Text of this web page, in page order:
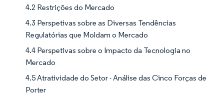
4.2 Restrições do Mercado
4.3 Perspetivas sobre as Diversas Tendências
Regulatórias que Moldam o Mercado
4.4 Perspetivas sobre o Impacto da Tecnologia no
Mercado
4.5 Atratividade do Setor - Análise das Cinco Forças de
Porter